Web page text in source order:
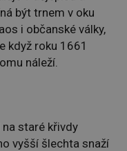
být trnem v oku
i občanské války,
když roku 1661
náleží.
staré křivdy
vyšší šlechta snaží